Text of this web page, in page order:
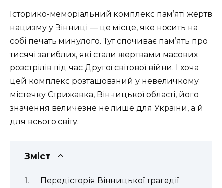
Історико-меморіальний комплекс пам’яті жертв
нацизму у Вінниці — це місце, яке носить на
собі печать минулого. Тут спочиває пам’ять про
тисячі загиблих, які стали жертвами масових
розстрілів під час Другої світової війни. І хоча
цей комплекс розташований у невеличкому
містечку Стрижавка, Вінницької області, його
значення величезне не лише для України, а й
для всього світу.
Зміст
Передісторія Вінницької трагедії